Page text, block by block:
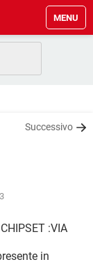
MENU
Successivo
:VIA
in